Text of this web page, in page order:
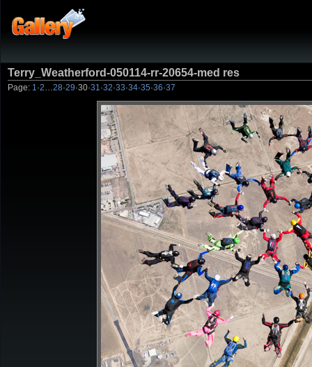
Terry_Weatherford-050114-rr-20654-med res
Page: 1 ·2 28·29·30·31 ·32·33·34·35·36·37